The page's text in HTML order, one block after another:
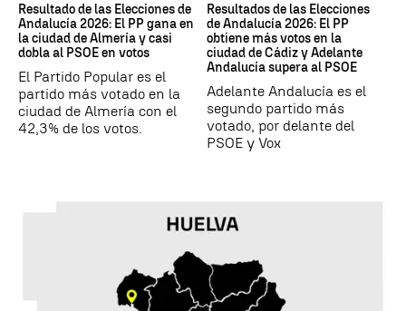
Resultado de las Elecciones de
Andalucía 2026: El PP gana en
la ciudad de Almería y casi
dobla al PSOE en votos
El Partido Popular es el
partido más votado en la
ciudad de Almería con el
42,3% de los votos.
Resultados de las Elecciones
de Andalucía 2026: El PP
obtiene más votos en la
ciudad de Cádiz y Adelante
Andalucía supera al PSOE
Adelante Andalucía es el
segundo partido más
votado, por delante del
PSOE y Vox